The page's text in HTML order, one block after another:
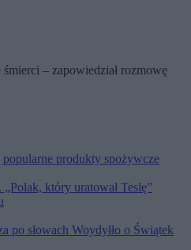
– zapowiedział rozmowę
produkty spożywcze
który uratował Teslę”
po słowach Woydyłło o Świątek